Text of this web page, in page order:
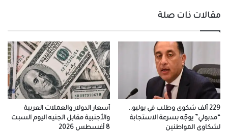
واللصوص
سبقوني!!
مقالات ذات صلة
229 ألف شكوى وطلب في يوليو..
“مدبولي” يوجّه بسرعة الاستجابة
لشكاوى المواطنين
أسعار الدولار والعملات العربية
والأجنبية مقابل الجنيه اليوم السبت
8 أغسطس 2026